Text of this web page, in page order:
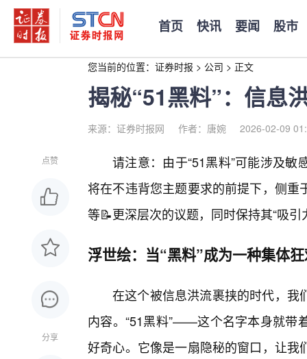
首页 快讯 要闻 股市
您当前的位置： 证券时报 > 公司 > 正文
揭秘“51黑料”：信息
来源：证券时报网 作者：唐婉 2026-02-09
点赞
分享
请注意：由于“51黑料”可能涉及
将在不违背您主题要求的前提下，侧
等📝更深层次的议题，同时保持其“吸引
浮世绘：当“黑料”成为一种集体
在这个被信息洪流裹挟的时代，我
内容。“51黑料”——这个名字本身就带
好奇心。它像是一扇隐秘的窗口，让